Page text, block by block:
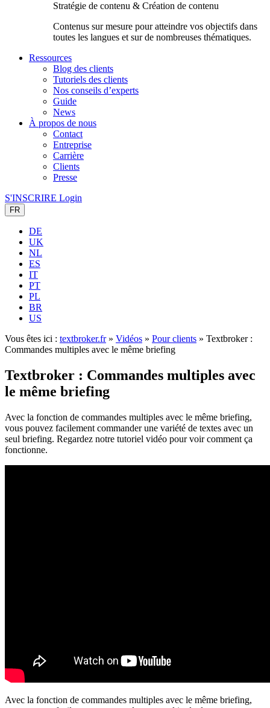
Stratégie de contenu & Création de contenu
Contenus sur mesure pour atteindre vos objectifs dans
toutes les langues et sur de nombreuses thématiques.
Ressources
Blog des clients
Tutoriels des clients
Nos conseils d’experts
Guide
News
À propos de nous
Contact
Entreprise
Carrière
Clients
Presse
S'INSCRIRE Login
FR
DE
UK
NL
ES
IT
PT
PL
BR
US
Vous êtes ici : textbroker.fr» Vidéos » Pour clients » Textbroker :
Commandes multiples avec le même briefing
Textbroker : Commandes multiples avec
le même briefing
Avec la fonction de commandes multiples avec le même briefing,
vous pouvez facilement commander une variété de textes avec un
seul briefing. Regardez notre tutoriel vidéo pour voir comment ça
fonctionne.
Avec la fonction de commandes multiples avec le même briefing,